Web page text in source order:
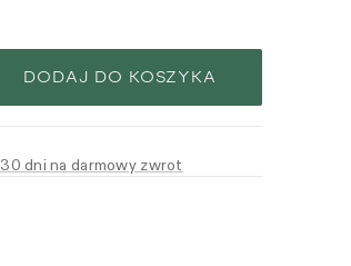
DODAJ DO KOSZYKA
30 dni na darmowy zwrot